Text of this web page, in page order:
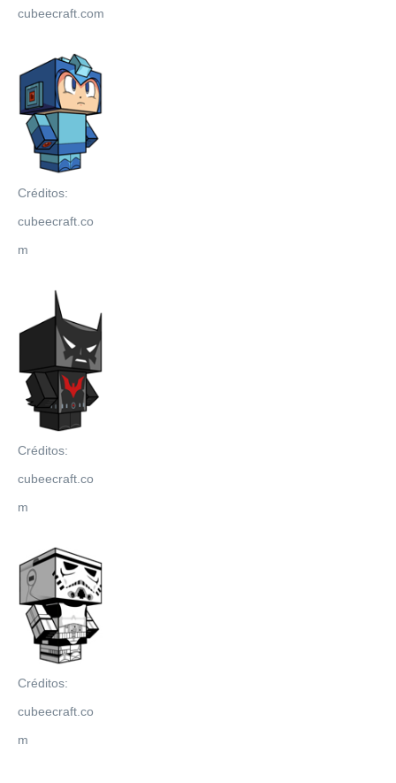
cubeecraft.com
Créditos:
cubeecraft.co
m
Créditos:
cubeecraft.co
m
Créditos:
cubeecraft.co
m